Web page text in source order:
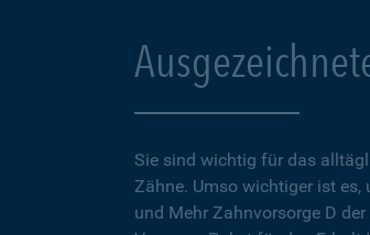
Sie sind wichtig für das
Zähne. Umso wichtiger ist
und Mehr Zahnvorsorge D